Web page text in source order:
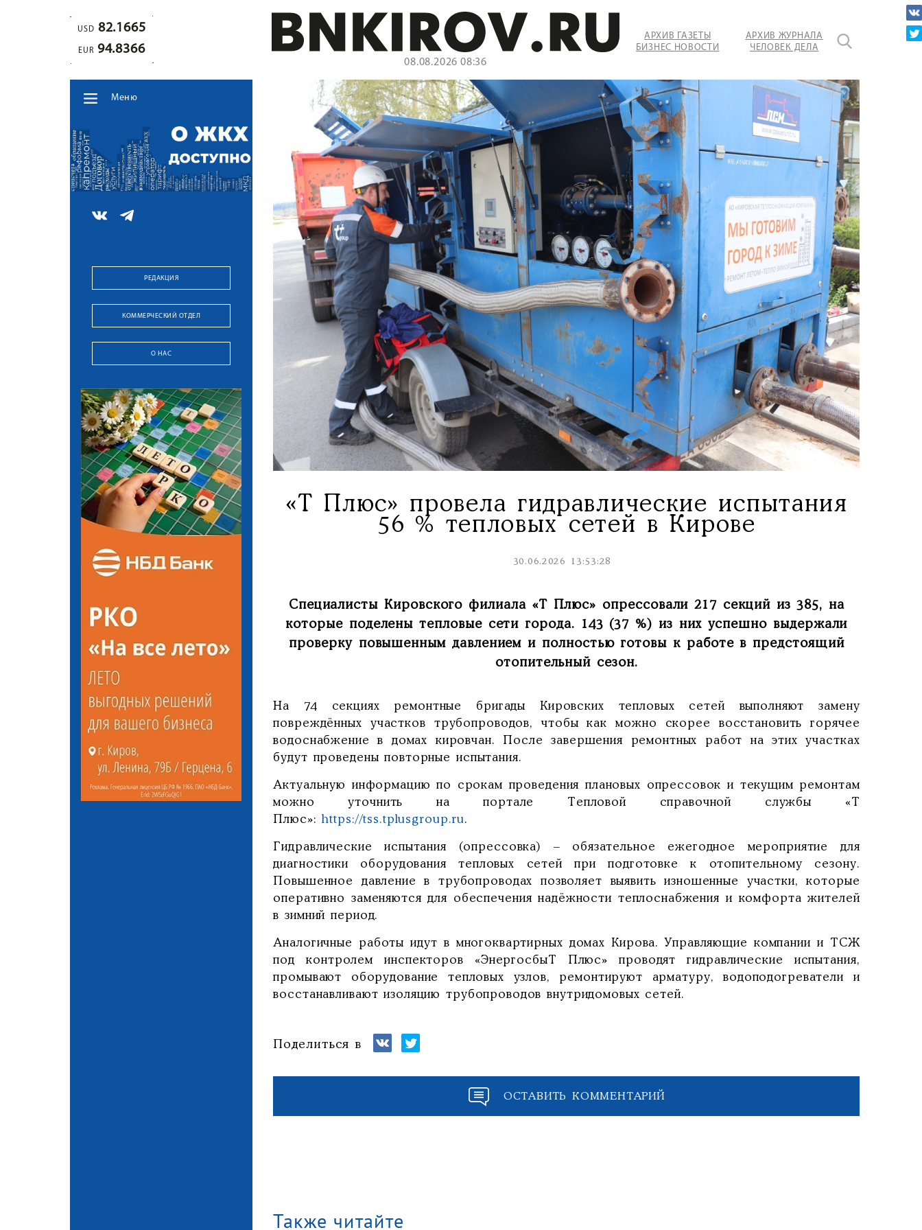
USD 82.1665
EUR 94.8366
08.08.2026 08:36
АРХИВ ГАЗЕТЫ
БИЗНЕС НОВОСТИ
АРХИВ ЖУРНАЛА
ЧЕЛОВЕК ДЕЛА
Меню
РЕДАКЦИЯ
КОММЕРЧЕСКИЙ ОТДЕЛ
О НАС
«Т Плюс» провела гидравлические испытания
56 % тепловых сетей в Кирове
30.06.2026 13:53:28
Специалисты Кировского филиала «Т Плюс» опрессовали 217 секций из 385, на
которые поделены тепловые сети города. 143 (37 %) из них успешно выдержали
проверку повышенным давлением и полностью готовы к работе в предстоящий
отопительный сезон.
На 74 секциях ремонтные бригады Кировских тепловых сетей выполняют замену
повреждённых участков трубопроводов, чтобы как можно скорее восстановить горячее
водоснабжение в домах кировчан. После завершения ремонтных работ на этих участках
будут проведены повторные испытания.
Актуальную информацию по срокам проведения плановых опрессовок и текущим ремонтам
можно уточнить на портале Тепловой справочной службы «Т
Плюс»:https://tss.tplusgroup.ru.
Гидравлические испытания (опрессовка) – обязательное ежегодное мероприятие для
диагностики оборудования тепловых сетей при подготовке к отопительному сезону.
Повышенное давление в трубопроводах позволяет выявить изношенные участки, которые
оперативно заменяются для обеспечения надёжности теплоснабжения и комфорта жителей
в зимний период.
Аналогичные работы идут в многоквартирных домах Кирова. Управляющие компании и ТСЖ
под контролем инспекторов «ЭнергосбыТ Плюс» проводят гидравлические испытания,
промывают оборудование тепловых узлов, ремонтируют арматуру, водоподогреватели и
восстанавливают изоляцию трубопроводов внутридомовых сетей.
Поделиться в
ОСТАВИТЬ КОММЕНТАРИЙ
Также читайте